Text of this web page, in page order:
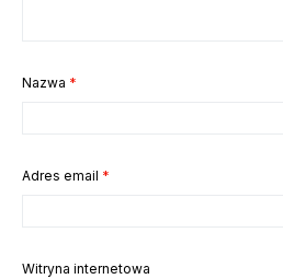
Nazwa *
Adres email *
Witryna internetowa